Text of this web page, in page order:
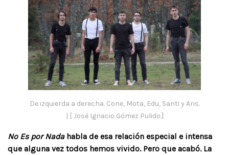
De izquierda a derecha. Cone, Mota, Edu, Santi y Aris.
| [ José Ignacio Gómez Pulido.]
No Es por Nadahabla de esa relación especial e intensa
que alguna vez todos hemos vivido. Pero que acabó. La